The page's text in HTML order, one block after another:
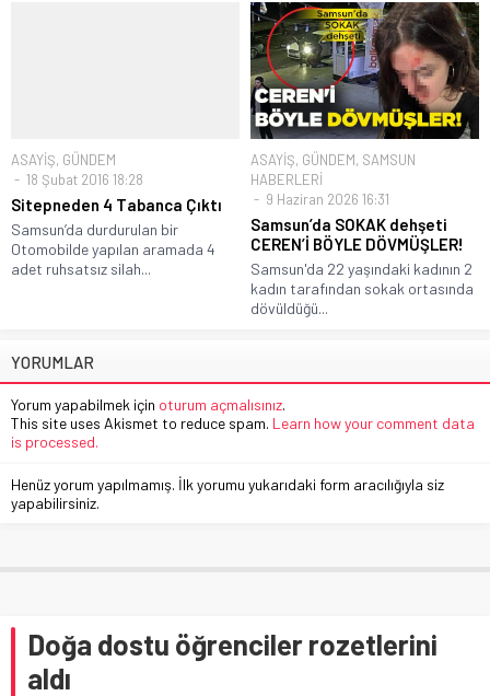
ASAYİŞ, GÜNDEM
18 Şubat 2016 18:28
Sitepneden 4 Tabanca Çıktı
Samsun’da durdurulan bir
Otomobilde yapılan aramada 4
adet ruhsatsız silah...
ASAYİŞ, GÜNDEM, SAMSUN
HABERLERİ
9 Haziran 2026 16:31
Samsun’da SOKAK dehşeti
CEREN’İ BÖYLE DÖVMÜŞLER!
Samsun'da 22 yaşındaki kadının 2
kadın tarafından sokak ortasında
dövüldüğü...
YORUMLAR
Yorum yapabilmek için oturum açmalısınız.
This site uses Akismet to reduce spam. Learn how your comment data
is processed.
Henüz yorum yapılmamış. İlk yorumu yukarıdaki form aracılığıyla siz
yapabilirsiniz.
Doğa dostu öğrenciler rozetlerini
aldı